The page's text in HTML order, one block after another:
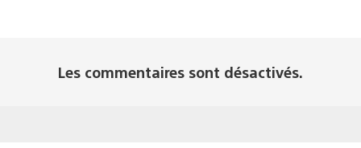
Les commentaires sont désactivés.